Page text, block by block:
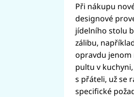
Při nákupu
designové
jídelního stolu
zálibu,
opravdu jenom
pultu v
s přáteli, už se
specifické